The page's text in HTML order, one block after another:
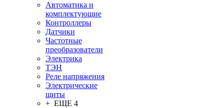
Автоматика и
комплектующие
Контроллеры
Датчики
Частотные
преобразователи
Электрика
ТЭН
Реле напряжения
Электрические
щиты
+ ЕЩЕ 4